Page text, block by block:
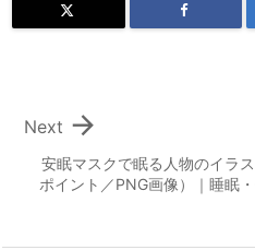
安眠マスクで眠る人物のイラ
ポイント／PNG画像）｜睡眠

Next